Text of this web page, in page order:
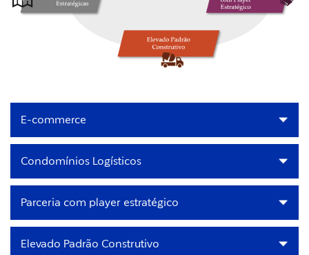
E-commerce
Condomínios Logísticos
Parceria com player estratégico
Elevado Padrão Construtivo